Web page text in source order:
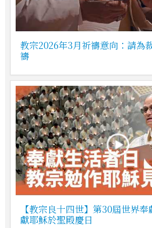
教宗2026年3月祈禱意向：請為
禱
【教宗良十四世】第30屆世界奉
獻耶穌於聖殿慶日